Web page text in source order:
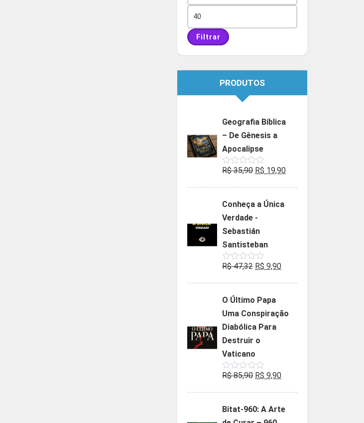
máximo
Filtrar
PRODUTOS
Geografia Bíblica
– De Gênesis a
Apocalipse
Avaliação
de
R$35,90 O
era:
R$ 19,90O
Conheça a Única
Verdade -
Sebastián
Santisteban
Avaliação
de
R$47,32 O
era:
R$ 47,32.
R$ 9,90O
R$ 9,90.
O Último Papa
Uma Conspiração
Diabólica Para
Destruir o
Vaticano
Avaliação
de
R$85,90 O
era:
R$ 9,90O
é:
Bitat-960: A Arte